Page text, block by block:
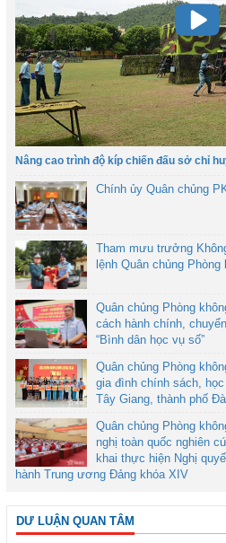
Nâng cao trình độ kíp chiến đấu sở chỉ
Chính ủy Quân chủng
Tham mưu trưởng
lệnh Quân chủng Phòng
Quân chủng Phòng
cách hành chính,
“Bình dân học vụ số”
Quân chủng Phòng
gia đình chính sách,
Tây Giang, thành phố
Quân chủng Phòng
nghị toàn quốc nghiên
khai thực hiện Nghị
hành Trung ương Đảng khóa XIV
DƯ LUẬN QUAN TÂM